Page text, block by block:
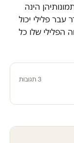
הינה
פלילי יכול
הפלילי שלו כל
3 תגובות